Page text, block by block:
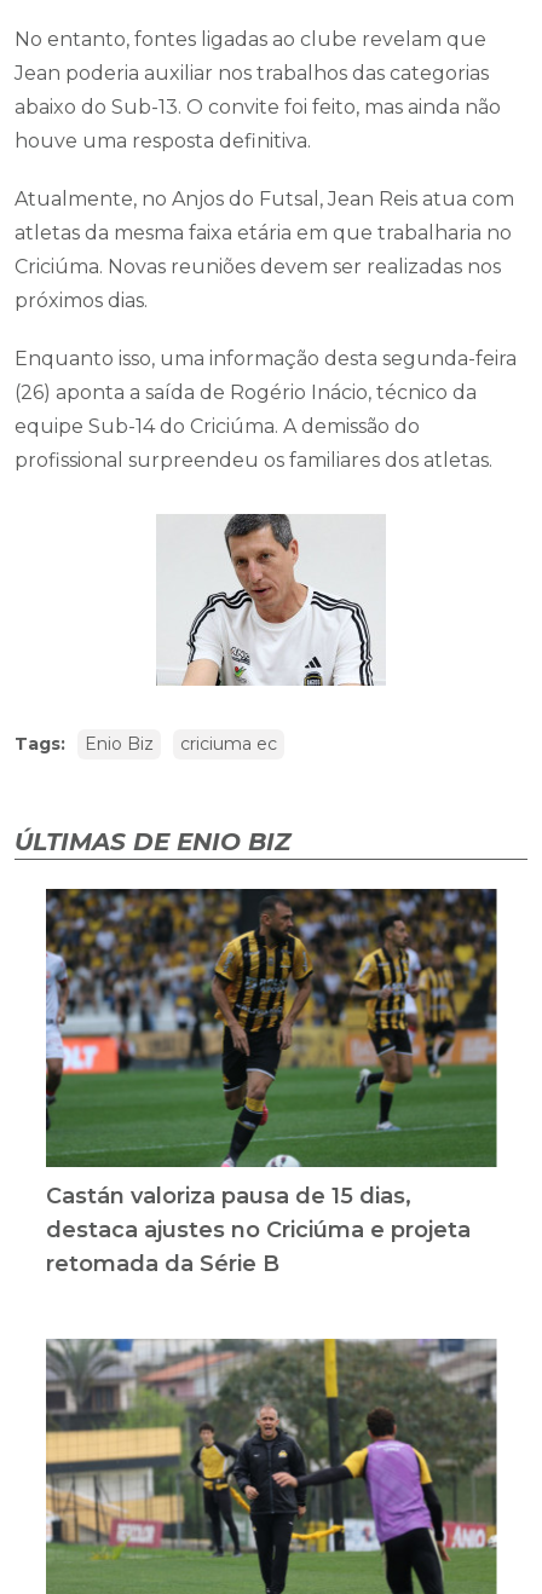
No entanto, fontes ligadas ao clube revelam que
Jean poderia auxiliar nos trabalhos das categorias
abaixo do Sub-13. O convite foi feito, mas ainda não
houve uma resposta definitiva.
Atualmente, no Anjos do Futsal, Jean Reis atua com
atletas da mesma faixa etária em que trabalharia no
Criciúma. Novas reuniões devem ser realizadas nos
próximos dias.
Enquanto isso, uma informação desta segunda-feira
(26) aponta a saída de Rogério Inácio, técnico da
equipe Sub-14 do Criciúma. A demissão do
profissional surpreendeu os familiares dos atletas.
Tags: Enio Biz criciuma ec
ÚLTIMAS DE ENIO BIZ
Castán valoriza pausa de 15 dias,
destaca ajustes no Criciúma e projeta
retomada da Série B